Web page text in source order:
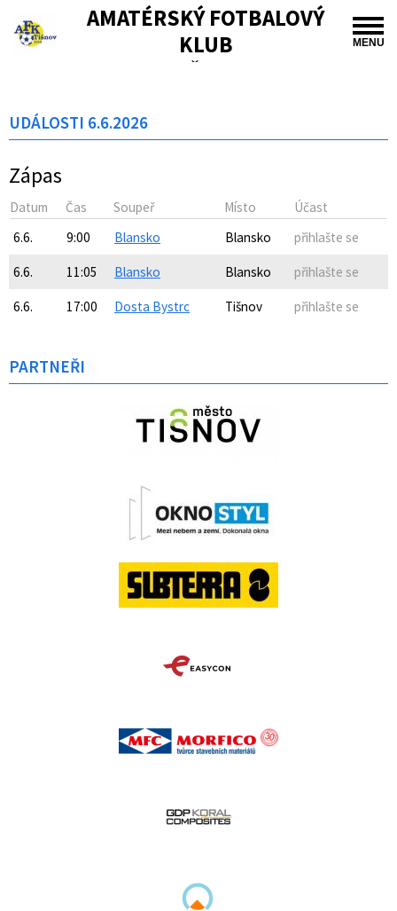
MENU
AMATÉRSKÝ FOTBALOVÝ
KLUB
TIŠNOV
UDÁLOSTI 6.6.2026
Zápas
Datum Čas Soupeř Místo
Účast
6.6.
9:00 Blansko Blansko přihlašte se
6.6. 11:05 Blansko Blansko přihlašte se
6.6. 17:00 Dosta Bystrc Tišnov přihlašte se
PARTNEŘI